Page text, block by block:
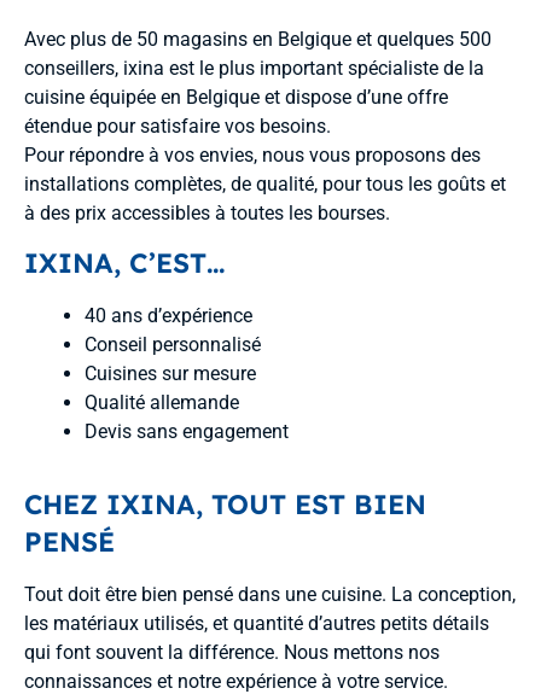
Avec plus de 50 magasins en Belgique et quelques 500
conseillers, ixina est le plus important spécialiste de la
cuisine équipée en Belgique et dispose d’une offre
étendue pour satisfaire vos besoins.
Pour répondre à vos envies, nous vous proposons des
installations complètes, de qualité, pour tous les goûts et
à des prix accessibles à toutes les bourses.
IXINA, C’EST…
40 ans d’expérience
Conseil personnalisé
Cuisines sur mesure
Qualité allemande
Devis sans engagement
CHEZ IXINA, TOUT EST BIEN
PENSÉ
Tout doit être bien pensé dans une cuisine. La conception,
les matériaux utilisés, et quantité d’autres petits détails
qui font souvent la différence. Nous mettons nos
connaissances et notre expérience à votre service.